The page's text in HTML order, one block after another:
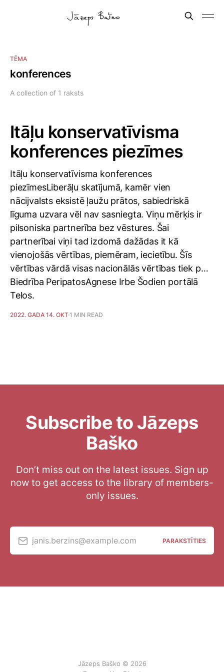
TĒMA
konferences
A collection of 1 raksts
Itāļu konservatīvisma
konferences piezīmes
Itāļu konservatīvisma konferences
piezīmesLiberāļu skatījumā, kamēr vien
nācijvalsts eksistē ļaužu prātos, sabiedriskā
līguma uzvara vēl nav sasniegta. Viņu mērķis ir
pilsoniska partnerība bez vēstures. Šai
partnerībai viņi tad izdomā dažādas it kā
vienojošās vērtības, piemēram, iecietību. Šīs
vērtības vārdā visas nacionālās vērtības tiek p…
Biedrība PeripatosAgnese Irbe Šodien portālā
Telos.
2022. GADA 14. OKT1 MIN READ
Subscribe to Jāzeps
Baško
Don’t miss out on the latest issues. Sign up
now to get access to the library of members-
only issues.
janis.berzins@example.com PARAKSTĪTIES
Jāzeps Baško © 2026